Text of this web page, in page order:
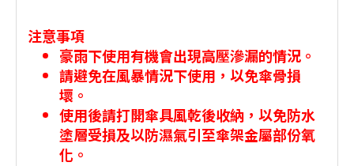
注意事項
豪雨下使用有機會出現高壓滲漏的情況。
請避免在風暴情況下使用，以免傘骨損
壞。
使用後請打開傘具風乾後收納，以免防水
塗層受損及以防濕氣引至傘架金屬部份氧
化。